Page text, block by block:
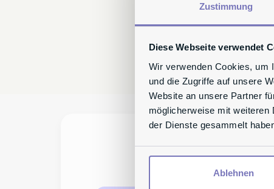
Zustimmung
Diese Webseite verwendet
Wir verwenden Cookies, um
und die Zugriffe auf unsere
Website an unsere Partner
möglicherweise mit weiteren
der Dienste gesammelt
Ablehnen